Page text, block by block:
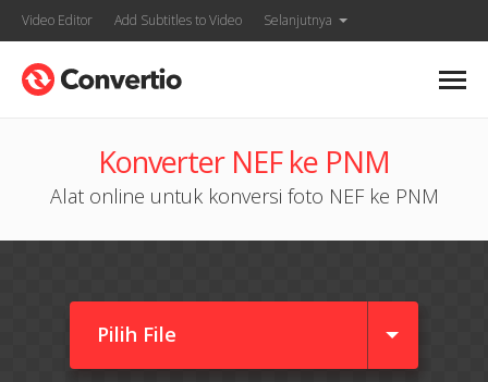
Video Editor Add Subtitles to Video Selanjutnya
Konverter NEF ke PNM
Alat online untuk konversi foto NEF ke PNM
Pilih File